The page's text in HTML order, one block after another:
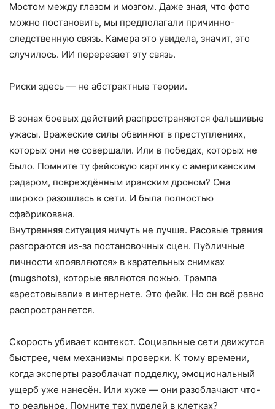
Мостом между глазом и мозгом. Даже зная, что фото
можно постановить, мы предполагали причинно-
следственную связь. Камера это увидела, значит, это
случилось. ИИ перерезает эту связь.
Риски здесь — не абстрактные теории.
В зонах боевых действий распространяются фальшивые
ужасы. Вражеские силы обвиняют в преступлениях,
которых они не совершали. Или в победах, которых не
было. Помните ту фейковую картинку с американским
радаром, повреждённым иранским дроном? Она
широко разошлась в сети. И была полностью
сфабрикована.
Внутренняя ситуация ничуть не лучше. Расовые трения
разгораются из-за постановочных сцен. Публичные
личности «появляются» в карательных снимках
(mugshots), которые являются ложью. Трэмпа
«арестовывали» в интернете. Это фейк. Но он всё равно
распространяется.
Скорость убивает контекст. Социальные сети движутся
быстрее, чем механизмы проверки. К тому времени,
когда эксперты разоблачат подделку, эмоциональный
ущерб уже нанесён. Или хуже — они разоблачают что-
то реальное. Помните тех пуделей в клетках?